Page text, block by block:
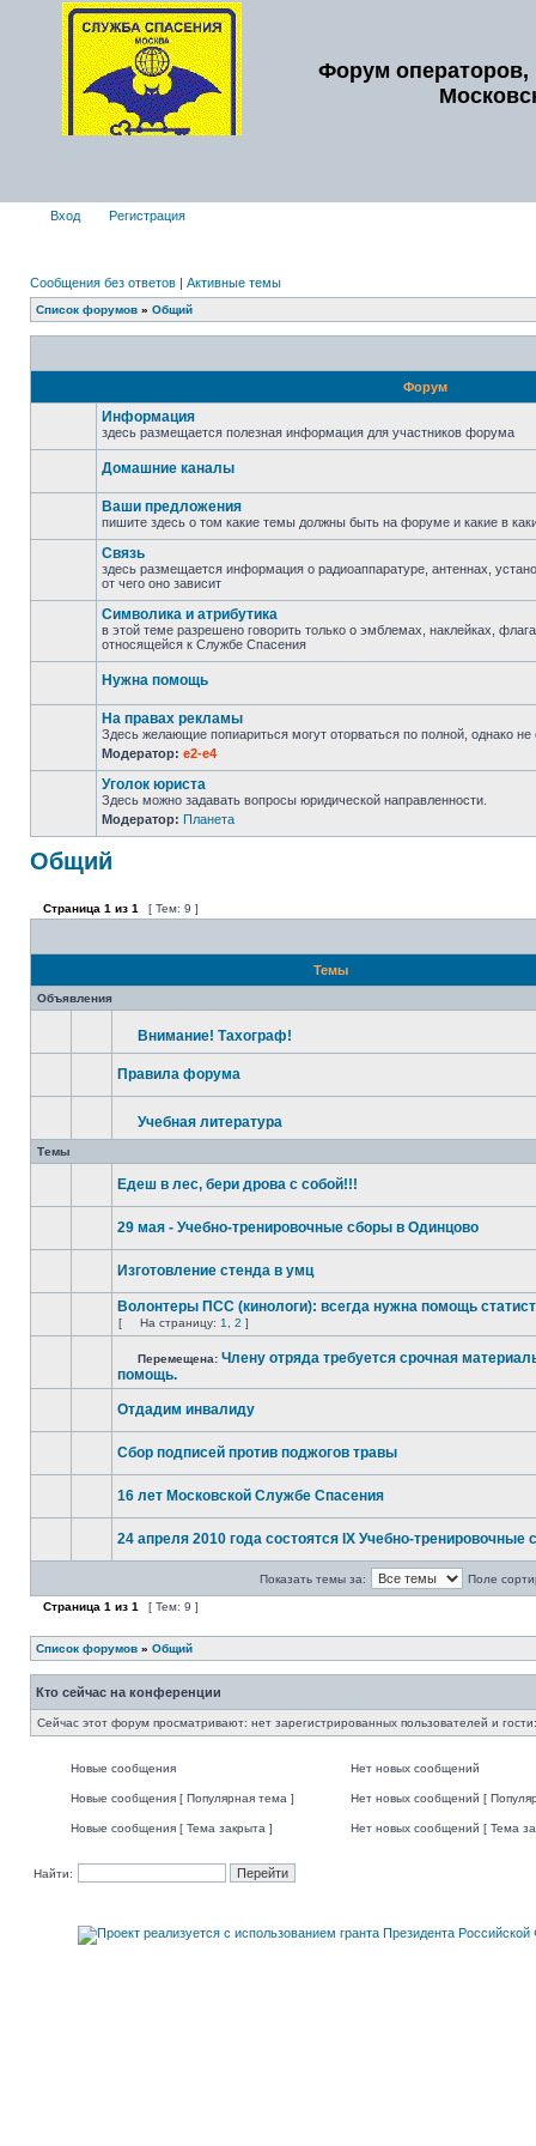
Форум операторов,
Вход Регистрация
Сообщения без ответов | Активные темы
Список форумов » Общий
Форум
Информация
здесь размещается полезная информация для участников форума
Домашние каналы
Ваши предложения
пишите здесь о том какие темы должны быть на форуме и какие в
Связь
здесь размещается информация о радиоаппаратуре, антеннах,
от чего оно зависит
Символика и атрибутика
в этой теме разрешено говорить только о эмблемах, наклейках,
относящейся к Службе Спасения
Нужна помощь
На правах рекламы
Здесь желающие попиариться могут оторваться по полной, однако
Модератор: e2-e4
Уголок юриста
Здесь можно задавать вопросы юридической направленности.
Модератор: Планета
Общий
Страница 1 из 1 [ Тем: 9 ]
Темы
Объявления
Внимание! Тахограф!
Правила форума
Учебная литература
Темы
Едеш в лес, бери дрова с собой!!!
29 мая - Учебно-тренировочные сборы в Одинцово
Изготовление стенда в умц
Волонтеры ПСС (кинологи): всегда нужна помощь
[ На страницу: 1 2 ]
Перемещена: Члену отряда требуется срочная
помощь.
Отдадим инвалиду
Сбор подписей против поджогов травы
16 лет Московской Службе Спасения
24 апреля 2010 года состоятся IX Учебно-тренировочные
Показать темы за: Поле
Страница 1 из 1 [ Тем: 9 ]
Список форумов » Общий
Кто сейчас на конференции
Сейчас этот форум просматривают: нет зарегистрированных пользователей и
Новые сообщения Нет новых сообщений
Новые сообщения [ Популярная тема ] Нет новых сообщений [
Новые сообщения [ Тема закрыта ] Нет новых сообщений [ Тема
Найти: